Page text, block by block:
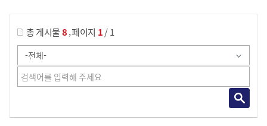
총 게시물8,페이지 1/ 1